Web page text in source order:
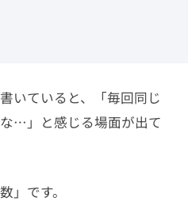
いていると、「毎回同じ
…」と感じる場面が出て
」です。